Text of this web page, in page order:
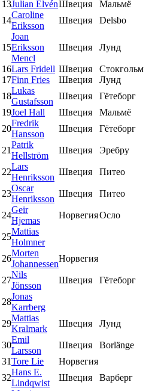
13Julian ElvénШвеция
Мальмё
14
Caroline
Eriksson
Швеция Delsbo
15
Joan
Eriksson
Mencl
Швеция Лунд
16Lars Fridell Швеция
Стокгольм
17Finn Fries Швеция
Лунд
18
Lukas
Gustafsson
Швеция
Гётеборг
19Joel Hall Швеция
Мальмё
20
Fredrik
Hansson
Швеция Гётеборг
21
Patrik
Hellström
Швеция Эребру
22
Lars
Henriksson
Швеция Питео
23
Oscar
Henriksson
Швеция Питео
24
Geir
Hjemas
НорвегияОсло
25
Mattias
Holmner
26
Morten
Johannessen
Норвегия
27
Nils
Jönsson
Швеция Гётеборг
28
Jonas
Karrberg
29
Mattias
Kralmark
Швеция Лунд
30
Emil
Larsson
Швеция
Borlänge
31Tore Lie
Норвегия
32
Hans E.
Lindqwist
Швеция Варберг